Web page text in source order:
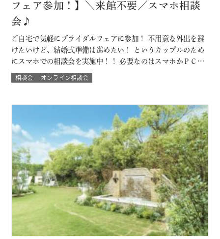
フェア参加！】＼来館不要／スマホ相談
会♪
ご自宅で気軽にブライダルフェアに参加！ 不用意な外出を避
けたいけど、結婚式準備は進めたい！ というカップルのため
にスマホでの相談会を実施中！！ 必要なのはスマホかＰＣ
で！来館不要のため県外にお住まいのカップルにもおすす
め！ 結婚式場に来館したときのような臨場感とウェディング
質問など自宅にいながらにして 結…
相談会 オンライン相談会